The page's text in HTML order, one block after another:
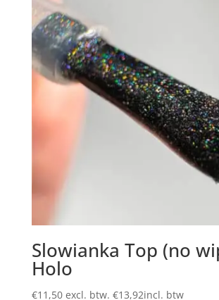
Slowianka Top (no
Holo
€11,50 excl. btw. €13,92incl. btw